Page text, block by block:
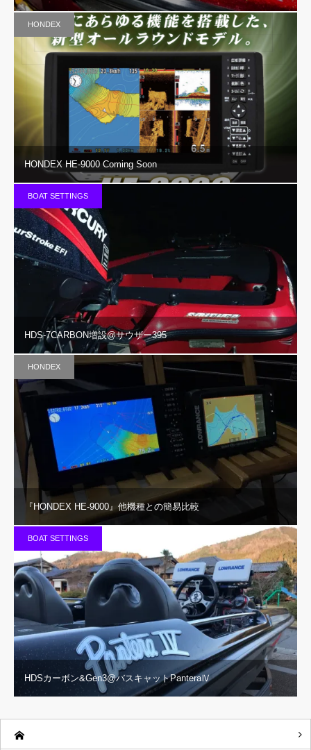
HONDEX
HONDEX HE-9000 Coming Soon
BOAT SETTINGS
HDS-7CARBON増設@サウザー395
HONDEX
『HONDEX HE-9000』他機種との簡易比較
BOAT SETTINGS
HDSカーボン&Gen3@バスキャットPanteraⅣ